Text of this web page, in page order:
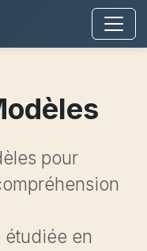
pour
étudiée en